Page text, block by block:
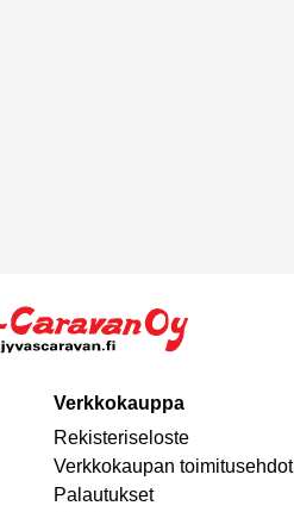
Verkkokauppa
Rekisteriseloste
Verkkokaupan toimitusehdot
Palautukset